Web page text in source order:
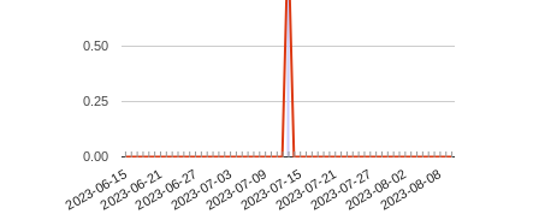
2023-06-152023-06-212023-06-272023-07-032023-07-092023-07-152023-07-212023-07-272023-08-022023-08-08
0.00
0.25
0.50